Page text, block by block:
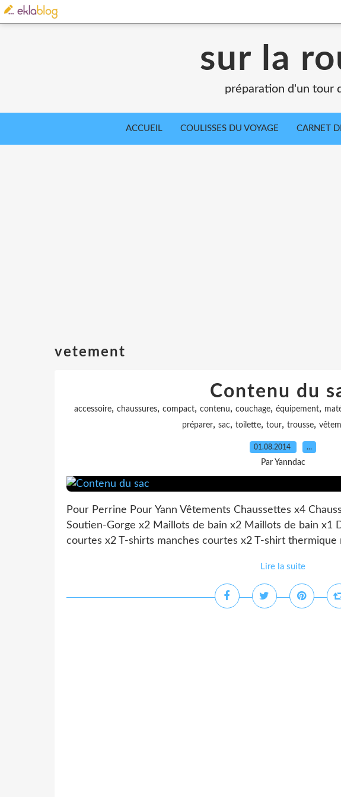
sur la
préparation d'un tour
ACCUEIL COULISSES DU VOYAGE CARNET
vetement
Contenu du
accessoire, chaussures, compact, contenu, couchage, équipement,
préparer, sac, toilette, tour, trousse,
01.08.2014 …
Par Yanndac
Pour Perrine Pour Yann Vêtements Chaussettes x4
Soutien-Gorge x2 Maillots de bain x2 Maillots de bain x1
courtes x2 T-shirts manches courtes x2 T-shirt thermique
Lire la suite